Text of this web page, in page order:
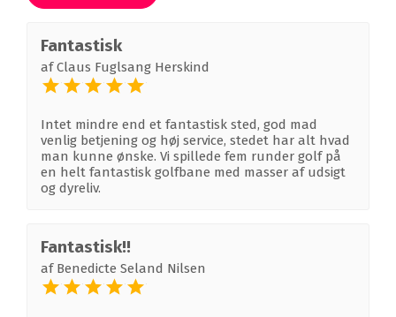
Fantastisk
afClaus Fuglsang Herskind
Intet mindre end et fantastisk sted, god mad
venlig betjening og høj service, stedet har alt hvad
man kunne ønske. Vi spillede fem runder golf på
en helt fantastisk golfbane med masser af udsigt
og dyreliv.
Fantastisk!!
af Benedicte Seland Nilsen